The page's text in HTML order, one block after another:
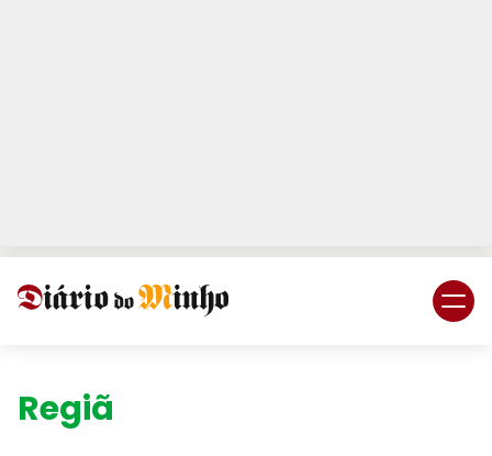
Região.